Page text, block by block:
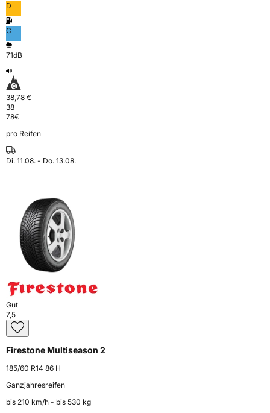
D
C
71dB
38,78 €
38
78€
pro Reifen
Di. 11.08. - Do. 13.08.
Gut
7,5
Firestone Multiseason 2
185/60 R14 86 H
Ganzjahresreifen
bis 210 km⁠/⁠h - bis 530 kg